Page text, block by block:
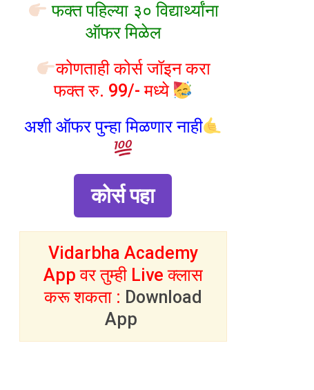
फक्त पहिल्या ३० विद्यार्थ्यांना
ऑफर मिळेल
कोणताही कोर्स जॉइन करा
फक्त रु. 99/- मध्ये
अशी ऑफर पुन्हा मिळणार नाही
कोर्स पहा
Vidarbha Academy
App वर तुम्ही Live क्लास
करू शकता : Download
App